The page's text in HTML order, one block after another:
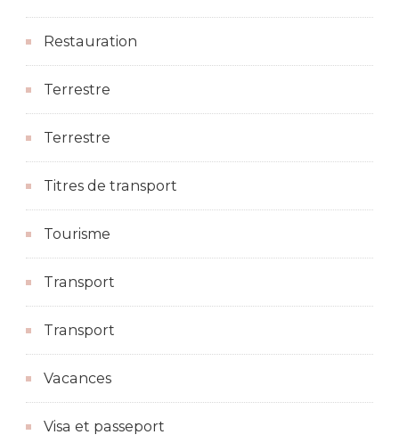
Restauration
Terrestre
Terrestre
Titres de transport
Tourisme
Transport
Transport
Vacances
Visa et passeport